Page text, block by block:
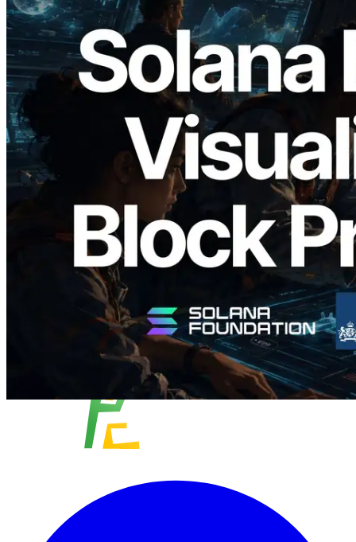
2026.05.24
Validators Solutions 发布 Solana Block
Analyzer — 以 slot 为单位可视化区块生
成时间与对应验证者